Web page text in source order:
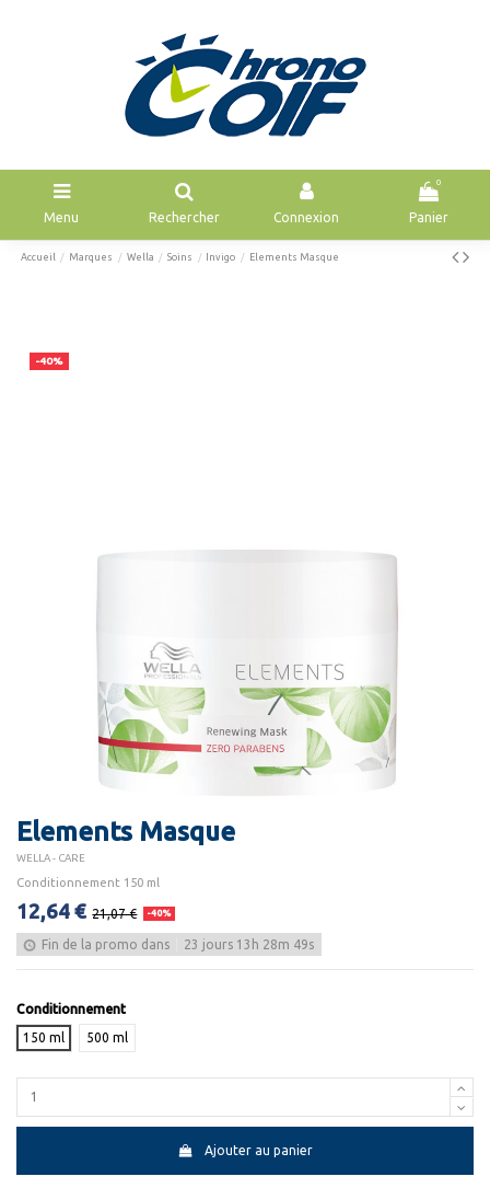
Menu Rechercher Connexion
0
Panier
Accueil Marques Wella Soins Invigo Elements Masque
-40%
Elements Masque
WELLA - CARE
Conditionnement 150 ml
12,64 € 21,07 € -40%
Fin de la promo dans 23 jours 13 h 28m 49s
Conditionnement
150 ml
500 ml
Ajouter au panier